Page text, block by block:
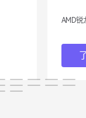
AMD锐